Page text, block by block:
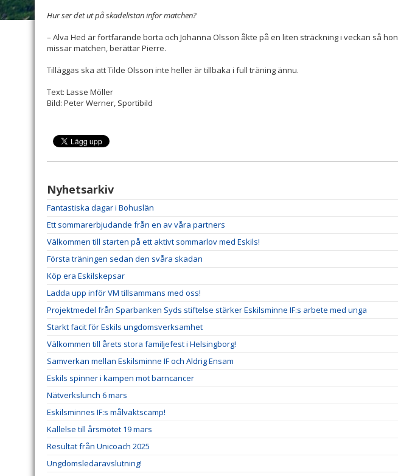
Hur ser det ut på skadelistan inför matchen?
– Alva Hed är fortfarande borta och Johanna Olsson åkte på en liten sträckning i veckan så hon
missar matchen, berättar Pierre.
Tilläggas ska att Tilde Olsson inte heller är tillbaka i full träning ännu.
Text: Lasse Möller
Bild: Peter Werner, Sportibild
Nyhetsarkiv
Fantastiska dagar i Bohuslän
Ett sommarerbjudande från en av våra partners
Välkommen till starten på ett aktivt sommarlov med Eskils!
Första träningen sedan den svåra skadan
Köp era Eskilskepsar
Ladda upp inför VM tillsammans med oss!
Projektmedel från Sparbanken Syds stiftelse stärker Eskilsminne IF:s arbete med unga
Starkt facit för Eskils ungdomsverksamhet
Välkommen till årets stora familjefest i Helsingborg!
Samverkan mellan Eskilsminne IF och Aldrig Ensam
Eskils spinner i kampen mot barncancer
Nätverkslunch 6 mars
Eskilsminnes IF:s målvaktscamp!
Kallelse till årsmötet 19 mars
Resultat från Unicoach 2025
Ungdomsledaravslutning!